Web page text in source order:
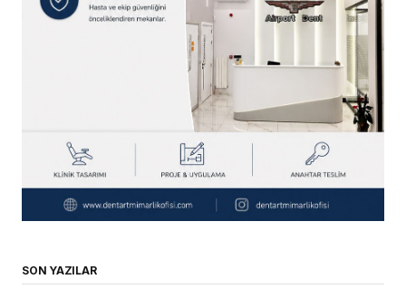
SON YAZILAR